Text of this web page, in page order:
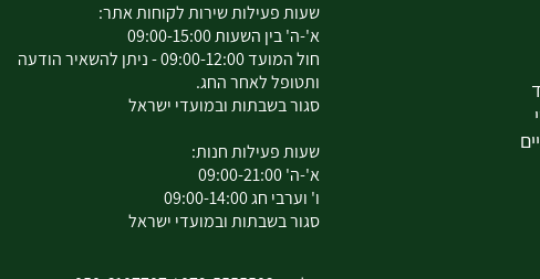
שעות פעילות שירות לקוחות אתר:
א'-ה' בין השעות 09:00-15:00
חול המועד 09:00-12:00 - ניתן להשאיר הודעה
ותטופל לאחר החג.
סגור בשבתות ובמועדי ישראל
שעות פעילות חנות:
א'-ה' 09:00-21:00
ו' וערבי חג 09:00-14:00
סגור בשבתות ובמועדי ישראל